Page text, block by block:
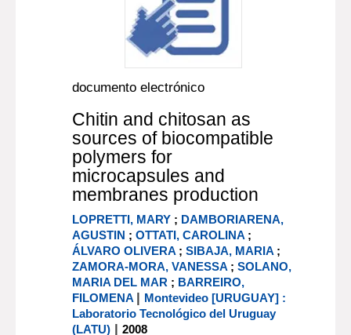
documento electrónico
Chitin and chitosan as
sources of biocompatible
polymers for
microcapsules and
membranes production
LOPRETTI, MARY ; DAMBORIARENA,
AGUSTIN ;OTTATI, CAROLINA ;
ÁLVARO OLIVERA ;SIBAJA, MARIA ;
ZAMORA-MORA, VANESSA ;SOLANO,
MARIA DEL MAR ; BARREIRO,
FILOMENA | Montevideo [URUGUAY] :
Laboratorio Tecnológico del Uruguay
(LATU) |2008